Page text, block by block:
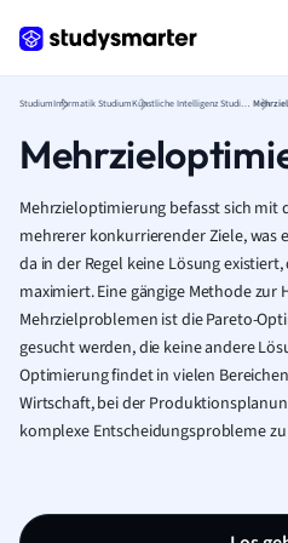
StudiumInformatik Studium Künstliche Intelligenz Studium
Mehrzieloptimierung befasst sich mit
mehrerer konkurrierender Ziele, was
da in der Regel keine Lösung
maximiert. Eine gängige Methode zur
Mehrzielproblemen ist die Pareto-
gesucht werden, die keine andere
Optimierung findet in vielen
Wirtschaft, bei der
komplexe Entscheidungsprobleme